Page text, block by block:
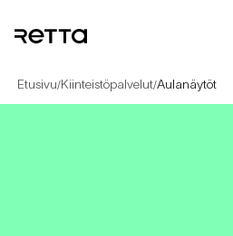
Etusivu/Kiinteistöpalvelut/Aulanäytöt